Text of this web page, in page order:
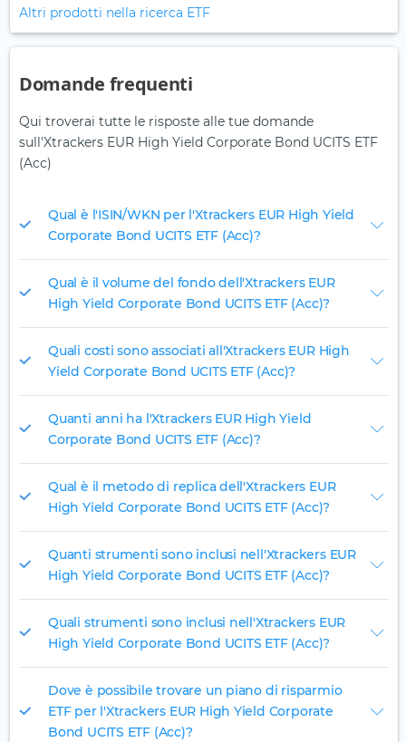
Altri prodotti nella ricerca ETF
Domande frequenti
Qui troverai tutte le risposte alle tue domande
sull'Xtrackers EUR High Yield Corporate Bond UCITS ETF
(Acc)
Qual è l'ISIN/WKN per l'Xtrackers EUR High Yield
Corporate Bond UCITS ETF (Acc)?
Qual è il volume del fondo dell'Xtrackers EUR
High Yield Corporate Bond UCITS ETF (Acc)?
Quali costi sono associati all'Xtrackers EUR High
Yield Corporate Bond UCITS ETF (Acc)?
Quanti anni ha l'Xtrackers EUR High Yield
Corporate Bond UCITS ETF (Acc)?
Qual è il metodo di replica dell'Xtrackers EUR
High Yield Corporate Bond UCITS ETF (Acc)?
Quanti strumenti sono inclusi nell'Xtrackers EUR
High Yield Corporate Bond UCITS ETF (Acc)?
Quali strumenti sono inclusi nell'Xtrackers EUR
High Yield Corporate Bond UCITS ETF (Acc)?
Dove è possibile trovare un piano di risparmio
ETF per l'Xtrackers EUR High Yield Corporate
Bond UCITS ETF (Acc)?